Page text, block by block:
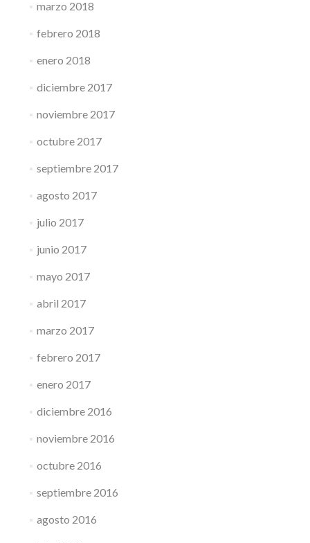
marzo 2018
febrero 2018
enero 2018
diciembre 2017
noviembre 2017
octubre 2017
septiembre 2017
agosto 2017
julio 2017
junio 2017
mayo 2017
abril 2017
marzo 2017
febrero 2017
enero 2017
diciembre 2016
noviembre 2016
octubre 2016
septiembre 2016
agosto 2016